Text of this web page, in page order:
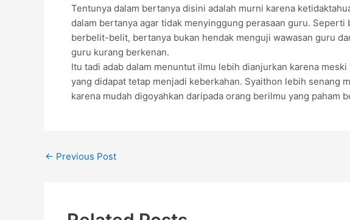
Tentunya dalam bertanya disini adalah murni karena
dalam bertanya agar tidak menyinggung perasaan guru.
berbelit-belit, bertanya bukan hendak menguji wawasan guru
guru kurang berkenan.
Itu tadi adab dalam menuntut ilmu lebih dianjurkan karena
yang didapat tetap menjadi keberkahan. Syaithon lebih senang
karena mudah digoyahkan daripada orang berilmu yang paham
← Previous Post